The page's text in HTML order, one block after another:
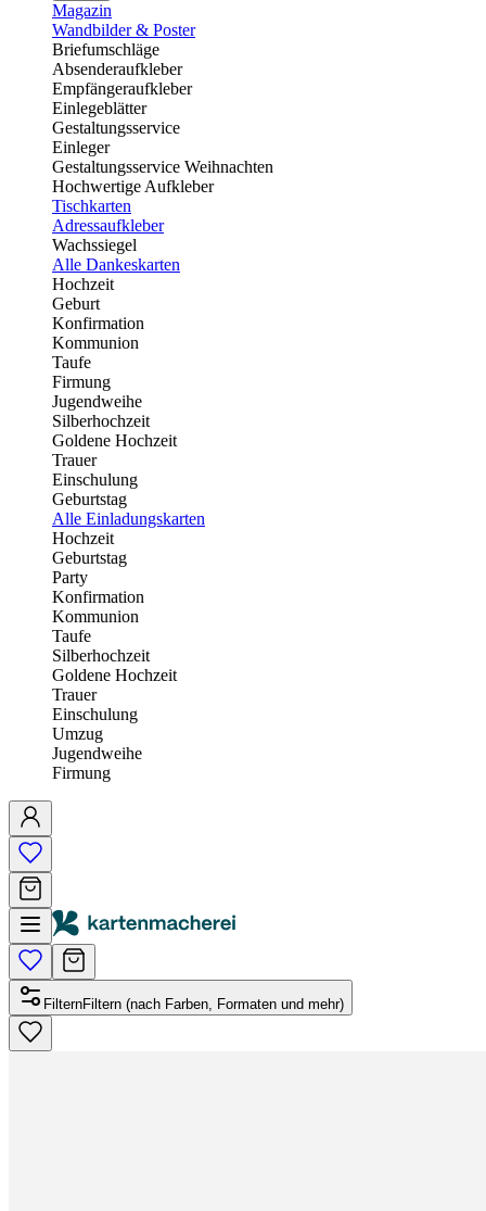
Magazin
Wandbilder & Poster
Briefumschläge
Absenderaufkleber
Empfängeraufkleber
Einlegeblätter
Gestaltungsservice
Einleger
Gestaltungsservice Weihnachten
Hochwertige Aufkleber
Tischkarten
Adressaufkleber
Wachssiegel
Alle Dankeskarten
Hochzeit
Geburt
Konfirmation
Kommunion
Taufe
Firmung
Jugendweihe
Silberhochzeit
Goldene Hochzeit
Trauer
Einschulung
Geburtstag
Alle Einladungskarten
Hochzeit
Geburtstag
Party
Konfirmation
Kommunion
Taufe
Silberhochzeit
Goldene Hochzeit
Trauer
Einschulung
Umzug
Jugendweihe
Firmung
FilternFiltern (nach Farben, Formaten und mehr)